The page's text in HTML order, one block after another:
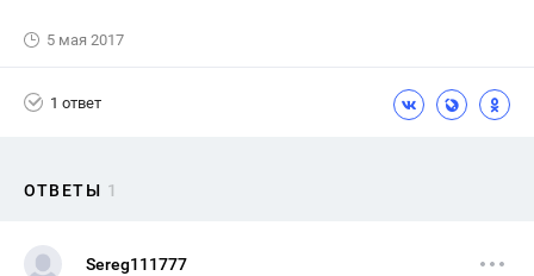
5 мая 2017
1 ответ
ОТВЕТЫ 1
Sereg111777